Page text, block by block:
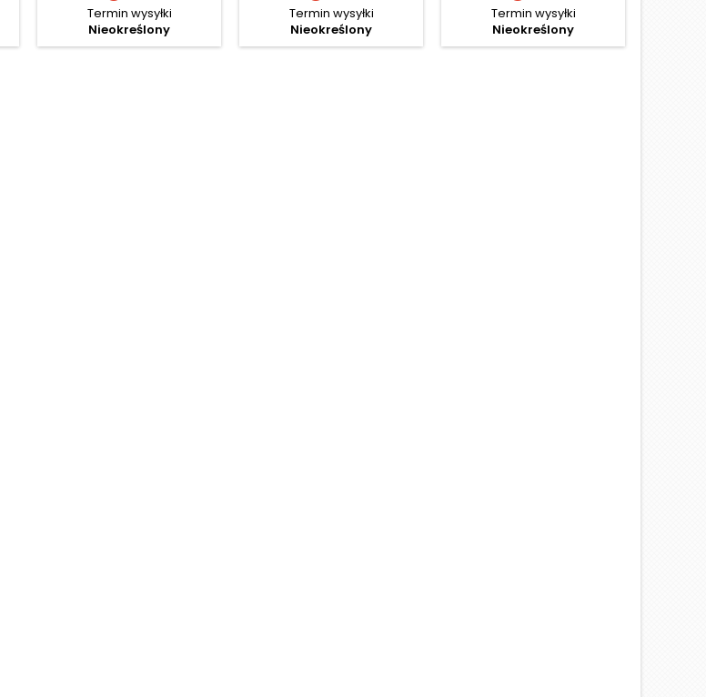
Termin wysyłki
Nieokreślony
Termin wysyłki
Nieokreślony
Termin wysyłki
Nieokreślony